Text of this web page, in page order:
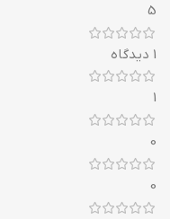
5
1 دیدگاه
1
0
0